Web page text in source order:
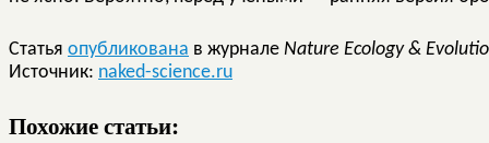
Статья опубликована в журнале Nature Ecology &
Источник: naked-science.ru
Похожие статьи: